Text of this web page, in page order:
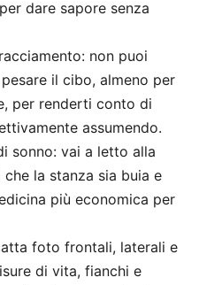
dare sapore senza
non puoi
il cibo, almeno per
per renderti conto di
assumendo.
sonno: vai a letto alla
la stanza sia buia e
più economica per
foto frontali, laterali e
di vita, fianchi e